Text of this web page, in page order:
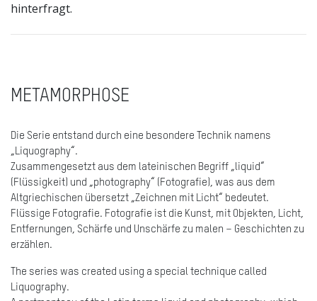
hinterfragt.
METAMORPHOSE
Die Serie entstand durch eine besondere Technik namens
„Liquography“.
Zusammengesetzt aus dem lateinischen Begriff „liquid“
(Flüssigkeit) und „photography“ (Fotografie), was aus dem
Altgriechischen übersetzt „Zeichnen mit Licht“ bedeutet.
Flüssige Fotografie. Fotografie ist die Kunst, mit Objekten, Licht,
Entfernungen, Schärfe und Unschärfe zu malen – Geschichten zu
erzählen.
The series was created using a special technique called
Liquography.